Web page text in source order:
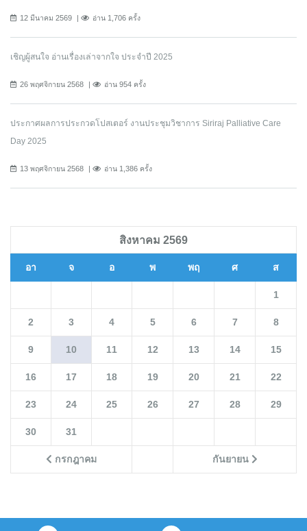
12 มีนาคม 2569 อ่าน 1,706 ครั้ง
เชิญผู้สนใจ อ่านเรื่องเล่าจากใจ ประจำปี 2025
26 พฤศจิกายน 2568 อ่าน 954 ครั้ง
ประกาศผลการประกวดโปสเตอร์ งานประชุมวิชาการ Siriraj Palliative Care
Day 2025
13 พฤศจิกายน 2568 อ่าน 1,386 ครั้ง
สิงหาคม 2569
อา จ อ พ พฤ ศ ส
กรกฎาคม กันยายน
1
2 3 4 5 6 7 8
9 10 11 12 13 14 15
16 17 18 19 20 21 22
23 24 25 26 27 28 29
30 31